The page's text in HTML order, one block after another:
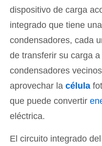
dispositivo de carga
integrado que tiene
condensadores, cada
de transferir su carga
condensadores
aprovechar la célula
que puede convertir
eléctrica.
El circuito integrado